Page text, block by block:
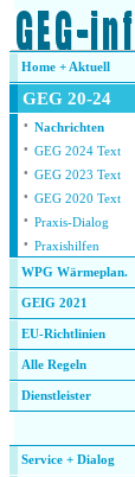
Home + Aktuell
GEG 20-24
· Nachrichten
· GEG 2024 Text
· GEG 2023 Text
· GEG 2020 Text
· Praxis-Dialog
· Praxishilfen
WPG Wärmeplan.
GEIG 2021
EU-Richtlinien
Alle Regeln
Dienstleister
Service + Dialog